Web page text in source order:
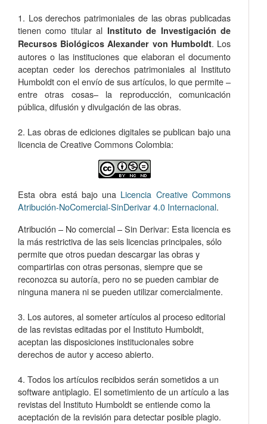
1. Los derechos patrimoniales de las obras publicadas
tienen como titular al Instituto de Investigación de
Recursos Biológicos Alexander von Humboldt. Los
autores o las instituciones que elaboran el documento
aceptan ceder los derechos patrimoniales al Instituto
Humboldt con el envío de sus artículos, lo que permite –
entre otras cosas­– la reproducción, comunicación
pública, difusión y divulgación de las obras.
2. Las obras de ediciones digitales se publican bajo una
licencia de Creative Commons Colombia:
Esta obra está bajo una Licencia Creative Commons
Atribución-NoComercial-SinDerivar 4.0 Internacional.
Atribución – No comercial – Sin Derivar: Esta licencia es
la más restrictiva de las seis licencias principales, sólo
permite que otros puedan descargar las obras y
compartirlas con otras personas, siempre que se
reconozca su autoría, pero no se pueden cambiar de
ninguna manera ni se pueden utilizar comercialmente.
3. Los autores, al someter artículos al proceso editorial
de las revistas editadas por el Instituto Humboldt,
aceptan las disposiciones institucionales sobre
derechos de autor y acceso abierto.
4. Todos los artículos recibidos serán sometidos a un
software antiplagio. El sometimiento de un artículo a las
revistas del Instituto Humboldt se entiende como la
aceptación de la revisión para detectar posible plagio.